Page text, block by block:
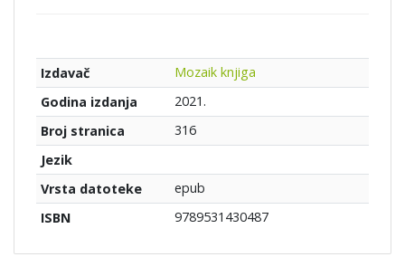
Izdavač
Mozaik knjiga
Godina izdanja
2021.
Broj stranica
316
Jezik
Vrsta datoteke
epub
ISBN
9789531430487